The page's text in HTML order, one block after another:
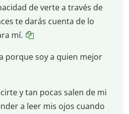
de verte a través de
te darás cuenta de lo
mí.
porque soy a quien mejor
y tan pocas salen de mi
a leer mis ojos cuando